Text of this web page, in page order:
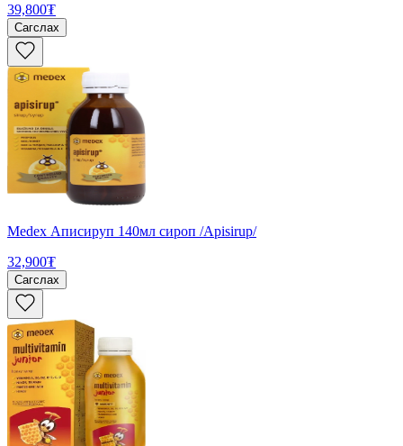
39,800₮
Сагслах
Medex Аписируп 140мл сироп /Apisirup/
32,900₮
Сагслах